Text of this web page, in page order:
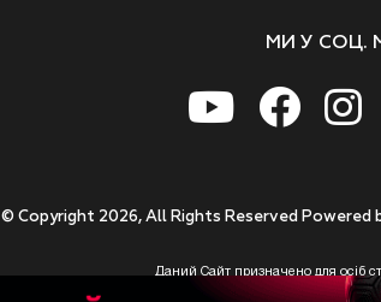
МИ У СОЦ.
© Copyright 2026, All Rights Reserved Powered
Даний Сайт призначено для осіб
Приступаючи до використання https://footballhub.ua,